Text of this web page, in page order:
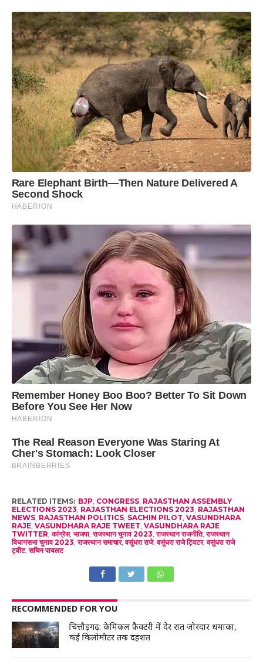
RELATED ITEMS: BJP, CONGRESS, RAJASTHAN ASSEMBLY
ELECTIONS 2023, RAJASTHAN ELECTIONS 2023, RAJASTHAN
NEWS, RAJASTHAN POLITICS, SACHIN PILOT, VASUNDHARA
RAJE, VASUNDHARA RAJE TWEET, VASUNDHARA RAJE
TWITTER,कांग्रेस, भाजपा,राजस्थान चुनाव 2023,राजस्थान राजनीति,राजस्थान
विधानसभा चुनाव 2023,राजस्थान समाचार,वसुंधरा राजे,वसुंधरा राजे ट्विटर,वसुंधरा राजे
ट्वीट,सचिन पायलट
RECOMMENDED FOR YOU
चित्तौड़गढ़: केमिकल फैक्टरी में देर रात जोरदार धमाका,
कई किलोमीटर तक दहशत